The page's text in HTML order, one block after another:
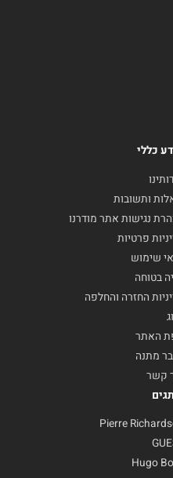
כללי
ותשובות
נגישות אתר מודרנו
פרטיות
שימוש
בטוחה
החזרה והחלפה
האתר
מתנה
קשר
Pierre
Hugo